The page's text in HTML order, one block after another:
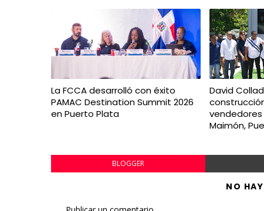
La FCCA desarrolló con éxito
PAMAC Destination Summit 2026
en Puerto Plata
David
Maimón,
BLOGGER
NO